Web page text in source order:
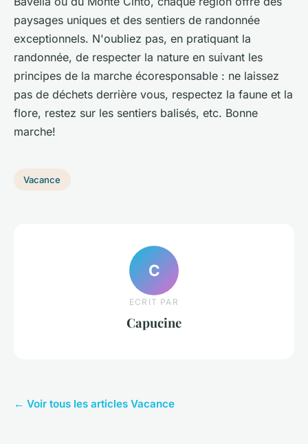
paysages uniques et des sentiers de randonnée
exceptionnels. N'oubliez pas, en pratiquant la
randonnée, de respecter la nature en suivant les
principes de la marche écoresponsable : ne laissez
pas de déchets derrière vous, respectez la faune et la
flore, restez sur les sentiers balisés, etc. Bonne
marche!
Vacance
C
ECRIT PAR
Capucine
← Voir tous les articles Vacance